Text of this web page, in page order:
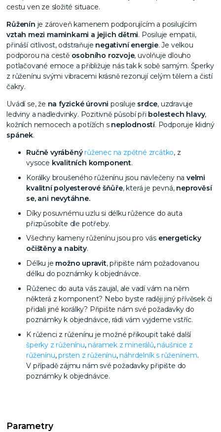
cestu ven ze složité situace.
Růženín je zároveň kamenem podporujícím a posilujícím
vztah mezi maminkami a jejich dětmi. Posiluje empatii,
přináší citlivost, odstraňuje negativní energie. Je velkou
podporou na cestě osobního rozvoje, uvolňuje dlouho
potlačované emoce a přibližuje nás tak k sobě samým. Šperky
z růženínu svými vibracemi krásně rezonují celým tělem a čistí
čakry.
Uvádí se, že na fyzické úrovni posiluje srdce, uzdravuje
ledviny a nadledvinky. Pozitivně působí při bolestech hlavy,
kožních nemocech a potížích s neplodností. Podporuje klidný
spánek.
Ručně vyráběný růženec na zpětné zrcátko, z
vysoce kvalitních komponent.
Korálky broušeného růženínu jsou navlečeny na velmi
kvalitní polyesterové šňůře, která je pevná, neprověsí
se, ani nevytáhne.
Díky posuvnému uzlu si délku růžence do auta
přizpůsobíte dle potřeby.
Všechny kameny růženínu jsou pro vás energeticky
očištěny a nabity.
Délku je možno upravit, připište nám požadovanou
délku do poznámky k objednávce.
Růženec do auta vás zaujal, ale vadí vám na něm
některá z komponent? Nebo byste raději jiný přívěsek či
přidali jiné korálky? Připište nám své požadavky do
poznámky k objednávce, rádi vám vyjdeme vstříc.
K růženci z růženínu je možné přikoupit také další
šperky z růženínu, náramek z minerálů, náušnice z
růženínu,prsten z růženínu, náhrdelník s růženínem.
V případě zájmu nám své požadavky připište do
poznámky k objednávce.
Parametry